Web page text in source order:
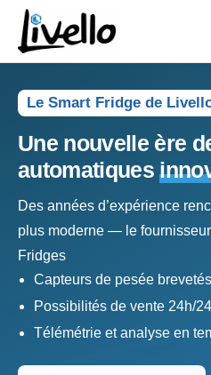
principal
Solutions Full-Service
À propos
Le Smart Fridge de
Une nouvelle ère
automatiques
Des années d’expérience
plus moderne — le
Fridges
Capteurs de pesée brevetés
Possibilités de vente 24h/24
Télémétrie et analyse en